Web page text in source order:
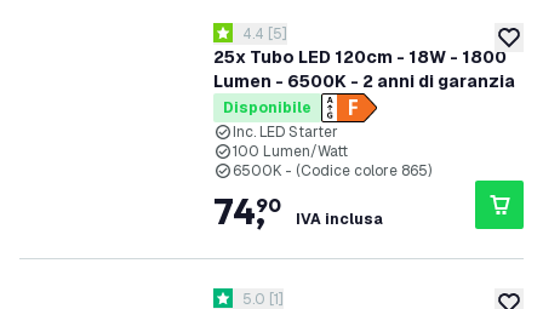
25x Tubo LED 120cm - 18W - 1800
Lumen - 6500K - 2 anni di garanzia
apri il cassetto delle recensioni
4.4 stelle di valutazione
4.4 [5]
Disponibile
Inc. LED Starter
100 Lumen/Watt
6500K - (Codice colore 865)
74,
90
IVA inclusa
apri il cassetto delle recensioni
5.0 [1]